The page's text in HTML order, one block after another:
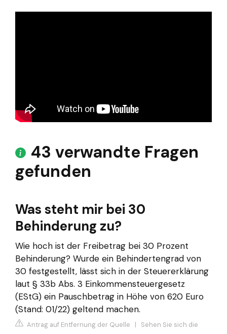
43 verwandte Fragen
gefunden
Was steht mir bei 30
Behinderung zu?
Wie hoch ist der Freibetrag bei 30 Prozent
Behinderung? Wurde ein Behindertengrad von
30 festgestellt, lässt sich in der Steuererklärung
laut § 33b Abs. 3 Einkommensteuergesetz
(EStG) ein Pauschbetrag in Höhe von 620 Euro
(Stand: 01/22) geltend machen.
Antrag auf Entfernung der Quelle | Sehen Sie sich die